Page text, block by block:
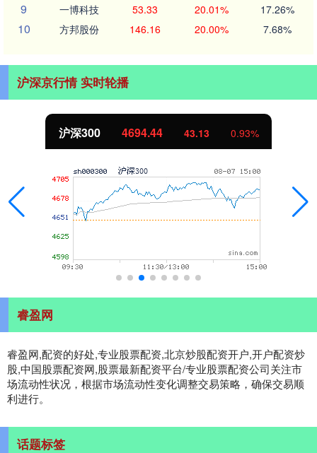
9 一博科技 53.33 20.01% 17.26%
10 方邦股份 146.16 20.00% 7.68%
沪深京行情 实时轮播
北证50 1134.24 11.37 1.01%
睿盈网
睿盈网,配资的好处,专业股票配资,北京炒股配资开户,开户配资炒
股,中国股票配资网,股票最新配资平台/专业股票配资公司关注市
场流动性状况，根据市场流动性变化调整交易策略，确保交易顺
利进行。
话题标签